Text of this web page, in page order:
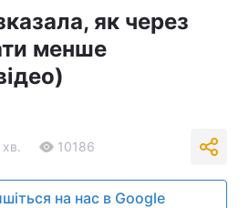
як через
менше
хв. 10186
на нас в Google